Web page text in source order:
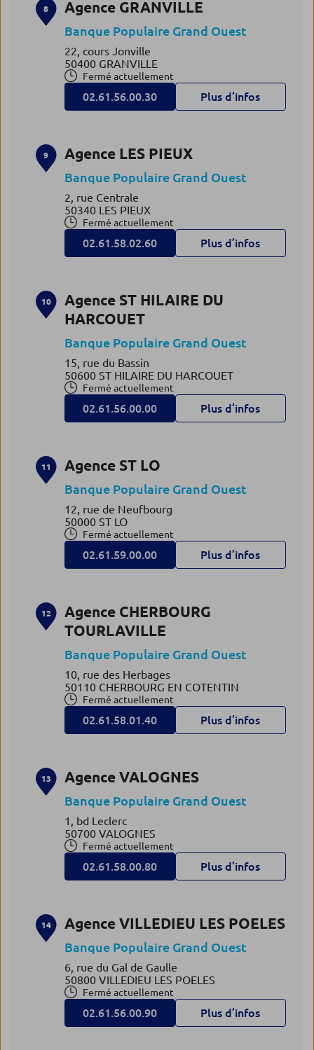
8 Agence GRANVILLE
Banque Populaire Grand Ouest
22, cours Jonville
50400 GRANVILLE
Fermé actuellement
02.61.56.00.30 Plus d’infos
9 Agence LES PIEUX
Banque Populaire Grand Ouest
2, rue Centrale
50340 LES PIEUX
Fermé actuellement
02.61.58.02.60 Plus d’infos
10
Agence ST HILAIRE DU
HARCOUET
Banque Populaire Grand Ouest
15, rue du Bassin
50600 ST HILAIRE DU HARCOUET
Fermé actuellement
02.61.56.00.00 Plus d’infos
11 Agence ST LO
Banque Populaire Grand Ouest
12, rue de Neufbourg
50000 ST LO
Fermé actuellement
02.61.59.00.00 Plus d’infos
12
Agence CHERBOURG
TOURLAVILLE
Banque Populaire Grand Ouest
10, rue des Herbages
50110 CHERBOURG EN COTENTIN
Fermé actuellement
02.61.58.01.40 Plus d’infos
13 Agence VALOGNES
Banque Populaire Grand Ouest
1, bd Leclerc
50700 VALOGNES
Fermé actuellement
02.61.58.00.80 Plus d’infos
14 Agence VILLEDIEU LES POELES
Banque Populaire Grand Ouest
6, rue du Gal de Gaulle
50800 VILLEDIEU LES POELES
Fermé actuellement
02.61.56.00.90 Plus d’infos